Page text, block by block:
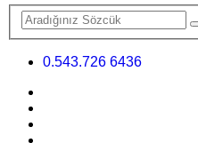
0.543.726 6436